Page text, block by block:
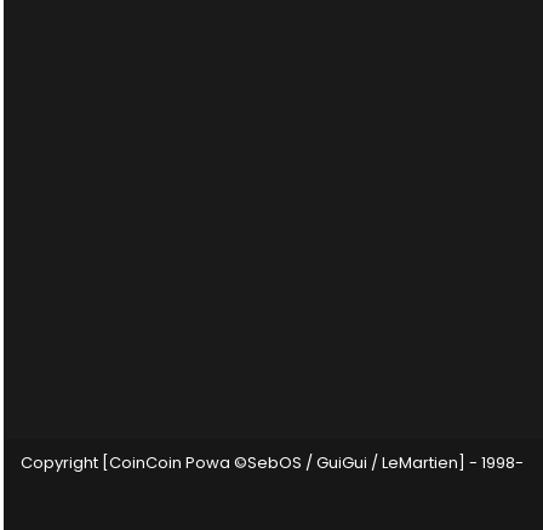
Copyright [CoinCoin Powa ©SebOS / GuiGui / LeMartien] - 1998-